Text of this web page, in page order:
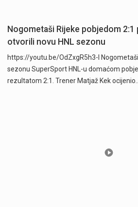
Nogometaši Rijeke pobjedom 2:1
otvorili novu HNL sezonu
https://youtu.be/OdZxgR5h3-I
sezonu SuperSport HNL-u domaćom
rezultatom 2:1. Trener Matjaž Kek